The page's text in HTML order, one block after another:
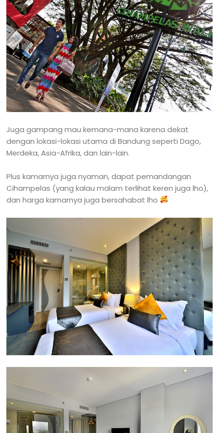
Juga gampang mau kemana-mana karena dekat
dengan lokasi-lokasi utama di Bandung seperti Dago,
Merdeka, Asia-Afrika, dan lain-lain.
Plus kamarnya juga nyaman, dapat pemandangan
Cihampelas (yang kalau malam terlihat keren juga lho),
dan harga kamarnya juga bersahabat lho